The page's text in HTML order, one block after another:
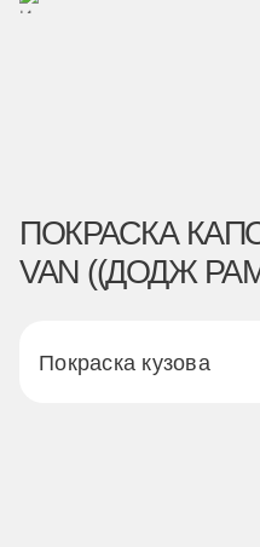
ПОКРАСКА
VAN ((ДОДЖ
Покраска кузова